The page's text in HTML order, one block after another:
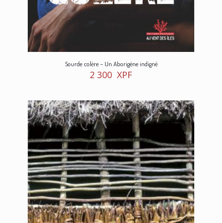
Sourde colère – Un Aborigène indigné
2 300 XPF